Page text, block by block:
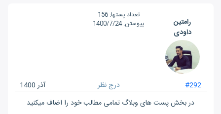
رامتین
داودی
تعداد پست‎ها:
156
پیوستن: 1400/7/24
#292 درج نظر
آذر 1400
در بخش پست های وبلاگ تمامی مطالب خود را اضاف میکنید